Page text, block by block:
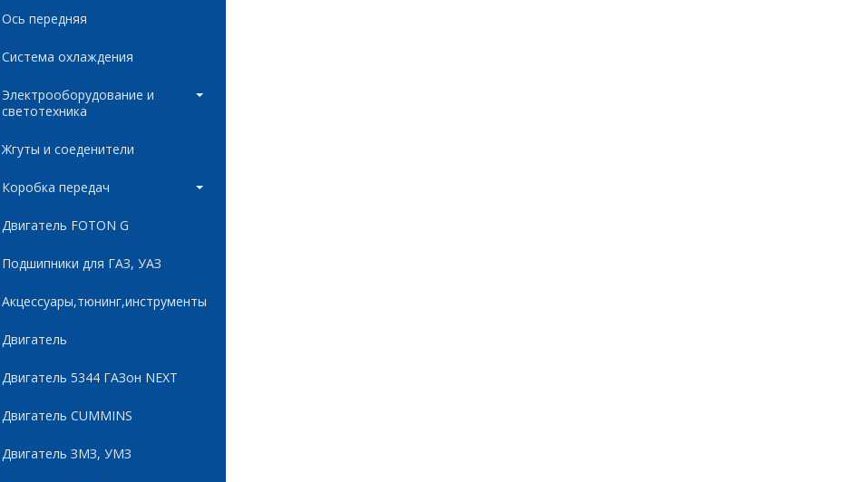
Ось передняя
Система охлаждения
Электрооборудование и
светотехника
Жгуты и соеденители
Коробка передач
Двигатель FOTON G
Подшипники для ГАЗ, УАЗ
Акцессуары,тюнинг,инструменты
Двигатель
Двигатель 5344 ГАЗон NEXT
Двигатель CUMMINS
Двигатель ЗМЗ, УМЗ